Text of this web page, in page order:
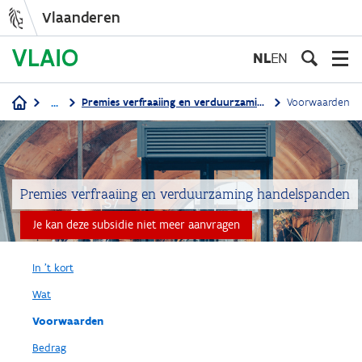
inhoud
gaan
Vlaanderen
NLEN
Kruimelpad
... Premies verfraaiing en verduurzaming handelspanden Voorwaarden
Premies verfraaiing en verduurzaming handelspanden
Je kan deze subsidie niet meer aanvragen
In 't kort
Wat
Voorwaarden
Bedrag